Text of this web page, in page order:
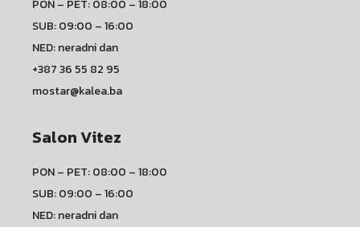
PON – PET: 08:00 – 18:00
SUB: 09:00 – 16:00
NED: neradni dan
+387 36 55 82 95
mostar@kalea.ba
Salon Vitez
PON – PET: 08:00 – 18:00
SUB: 09:00 – 16:00
NED: neradni dan